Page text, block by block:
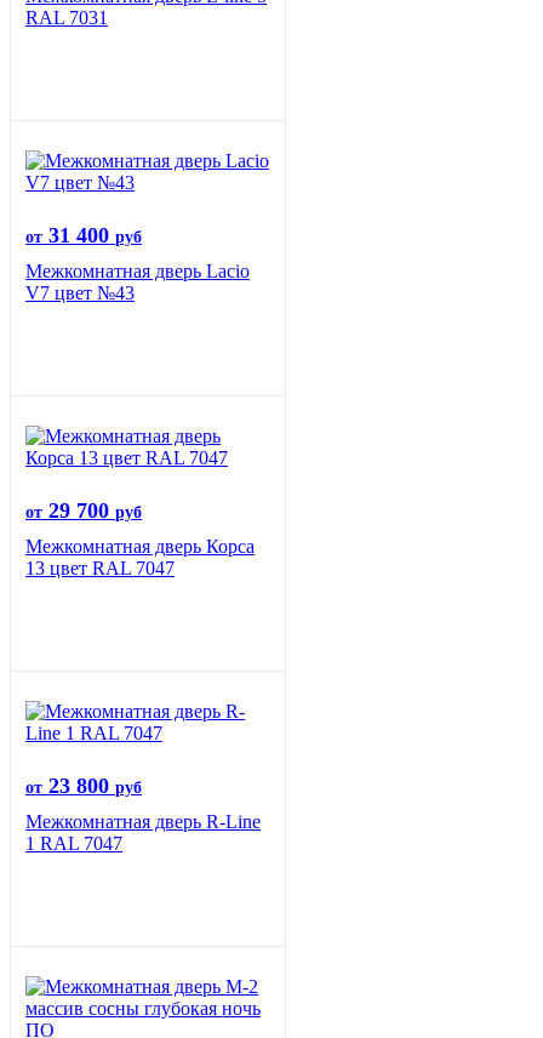
RAL 7031
от 31 400 руб
Межкомнатная дверь Lacio
V7 цвет №43
от 29 700 руб
Межкомнатная дверь Корса
13 цвет RAL 7047
от 23 800 руб
Межкомнатная дверь R-Line
1 RAL 7047